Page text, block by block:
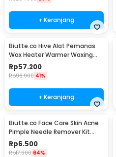
+ Keranjang
Biutte.co Hive Alat Pemanas
Wax Heater Warmer Waxing
Pro-Wax 100 - JG-117
Rp57.200
Rp96.900 41%
+ Keranjang
Biutte.co Face Care Skin Acne
Pimple Needle Remover Kit
4PCS - AS1
Rp6.500
Rp17.900 64%